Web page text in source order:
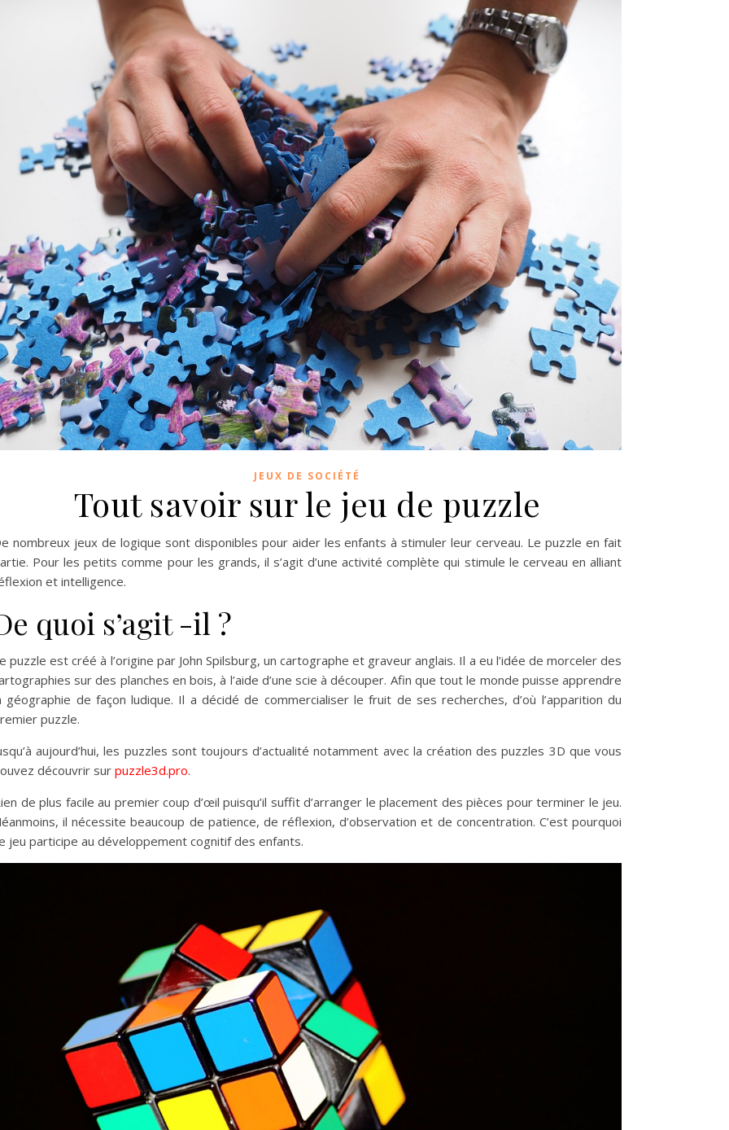
JEUX DE SOCIÉTÉ
Tout savoir sur le jeu de puzzle
nombreux jeux de logique sont disponibles pour aider les enfants à stimuler leur cerveau. Le puzzle en fait
Pour les petits comme pour les grands, il s’agit d’une activité complète qui stimule le cerveau en alliant
et intelligence.
quoi s’agit -il ?
puzzle est créé à l’origine par John Spilsburg, un cartographe et graveur anglais. Il a eu l’idée de morceler des
sur des planches en bois, à l’aide d’une scie à découper. Afin que tout le monde puisse apprendre
géographie de façon ludique. Il a décidé de commercialiser le fruit de ses recherches, d’où l’apparition du
puzzle.
aujourd’hui, les puzzles sont toujours d’actualité notamment avec la création des puzzles 3D que vous
découvrir sur puzzle3d.pro.
de plus facile au premier coup d’œil puisqu’il suffit d’arranger le placement des pièces pour terminer le jeu.
il nécessite beaucoup de patience, de réflexion, d’observation et de concentration. C’est pourquoi
jeu participe au développement cognitif des enfants.